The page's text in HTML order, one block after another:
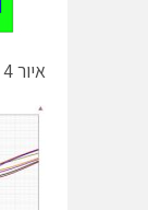
איור 4 – מערך אנטנות 3X3